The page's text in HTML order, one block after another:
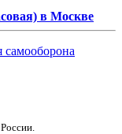
в Москве
самооборона